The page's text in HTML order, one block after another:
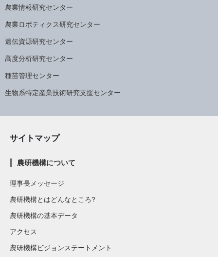
農業情報研究センター
農業ロボティクス研究センター
遺伝資源研究センター
高度分析研究センター
種苗管理センター
生物系特定産業技術研究支援センター
サイトマップ
農研機構について
理事長メッセージ
農研機構とはどんなところ?
農研機構の基本データ
アクセス
農研機構ビジョンステートメント